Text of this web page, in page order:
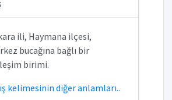
ili, Haymana ilçesi,
bucağına bağlı bir
birimi.
kelimesinin diğer anlamları..